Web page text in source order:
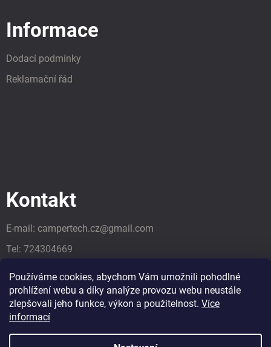
Používáme cookies, abychom Vám umožnili pohodlné
prohlížení webu a díky analýze provozu webu neustále
zlepšovali jeho funkce, výkon a použitelnost. Více
informací
Informace
Dodací podmínky
Reklamační řád
Kontakt
E-mail: campertech.cz@gmail.com
Tel: 724304669